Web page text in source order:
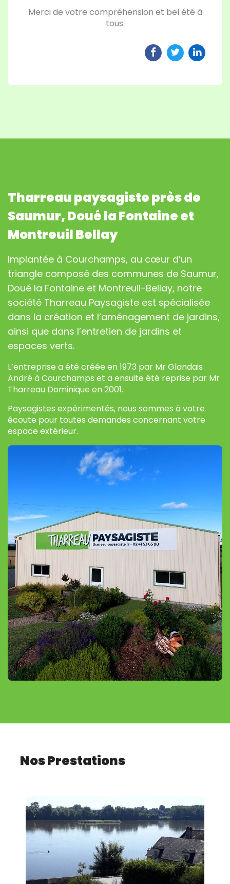
Merci de votre compréhension et bel été à
tous.
Tharreau paysagiste près de
Saumur, Doué la Fontaine et
Montreuil Bellay
Implantée à Courchamps, au cœur d’un
triangle composé des communes de Saumur,
Doué la Fontaine et Montreuil-Bellay, notre
société Tharreau Paysagiste est spécialisée
dans la création et l’aménagement de jardins,
ainsi que dans l’entretien de jardins et
espaces verts.
L’entreprise a été créée en 1973 par Mr Glandais
André à Courchamps et a ensuite été reprise par Mr
Tharreau Dominique en 2001.
Paysagistes expérimentés, nous sommes à votre
écoute pour toutes demandes concernant votre
espace extérieur.
Nos Prestations